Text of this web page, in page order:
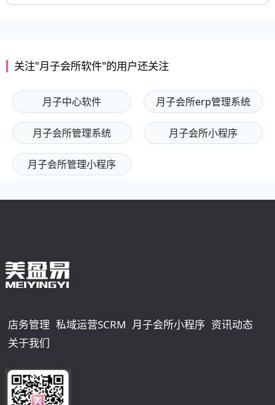
关注"月子会所软件"的用户还关注
月子中心软件 月子会所erp管理系统
月子会所管理系统 月子会所小程序
月子会所管理小程序
店务管理 私域运营SCRM 月子会所小程序 资讯动态
关于我们